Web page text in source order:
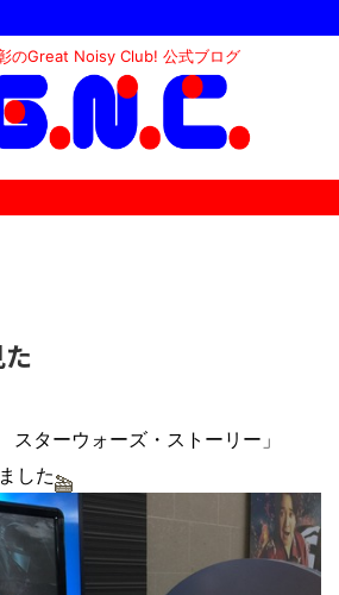
のGreat Noisy Club! 公式ブログ
ターウォーズ・ストーリー」
した